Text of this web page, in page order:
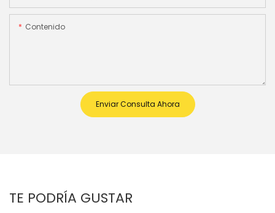
Contenido
Enviar Consulta Ahora
TE PODRÍA GUSTAR